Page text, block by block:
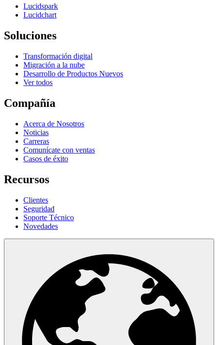
Lucidspark
Lucidchart
Soluciones
Transformación digital
Migración a la nube
Desarrollo de Productos Nuevos
Ver todos
Compañía
Acerca de Nosotros
Noticias
Carreras
Comunícate con ventas
Casos de éxito
Recursos
Clientes
Seguridad
Soporte Técnico
Novedades